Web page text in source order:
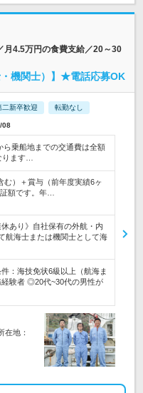
月4.5万円の食費支給／20～30
機関士）】★電話応募OK
二新卒歓迎 転勤なし
08
乗船地までの交通費は全額
ます…
む）＋賞与（前年度実績6ヶ
額です。年…
あり》自社保有の外航・内
航海士または機関士として海
：海技免状6級以上（航海ま
験者 ◎20代~30代の男性が
在地：